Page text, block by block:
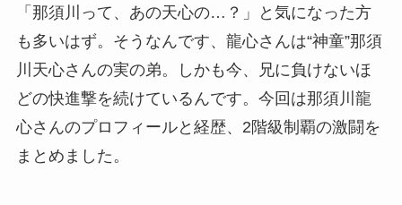
「那須川って、あの天心の…？」と気になった方
も多いはず。そうなんです、龍心さんは“神童”那須
川天心さんの実の弟。しかも今、兄に負けないほ
どの快進撃を続けているんです。今回は那須川龍
心さんのプロフィールと経歴、2階級制覇の激闘を
まとめました。